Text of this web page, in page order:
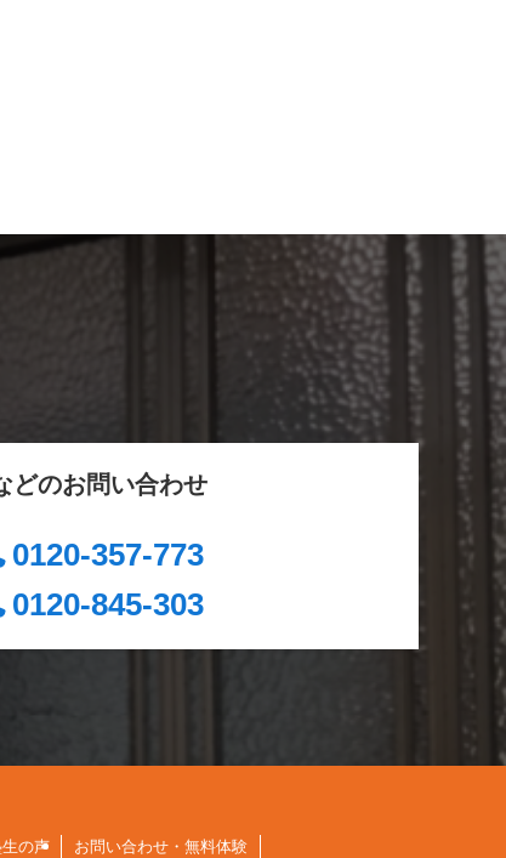
どのお問い合わせ
0120-357-773
0120-845-303
の声 お問い合わせ・無料体験